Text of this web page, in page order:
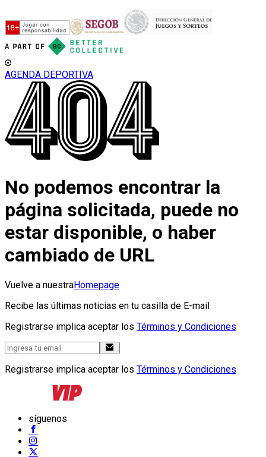
AGENDA DEPORTIVA
No podemos encontrar la
página solicitada, puede no
estar disponible, o haber
cambiado de URL
Vuelve a nuestraHomepage
Recibe las últimas noticias en tu casilla de E-mail
Registrarse implica aceptar los Términos y Condiciones
Registrarse implica aceptar los Términos y Condiciones
síguenos